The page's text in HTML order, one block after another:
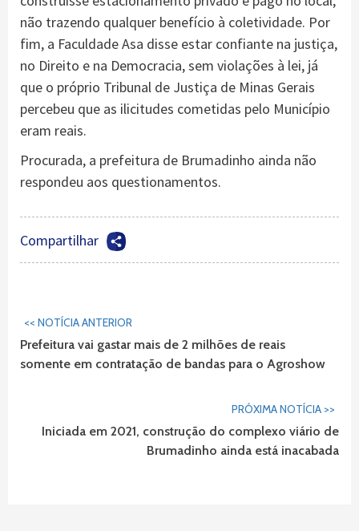
não trazendo qualquer benefício à coletividade. Por
fim, a Faculdade Asa disse estar confiante na justiça,
no Direito e na Democracia, sem violações à lei, já
que o próprio Tribunal de Justiça de Minas Gerais
percebeu que as ilicitudes cometidas pelo Município
eram reais.
Procurada, a prefeitura de Brumadinho ainda não
respondeu aos questionamentos.
Compartilhar
Continuar
Lendo...
<< NOTÍCIA ANTERIOR
Prefeitura vai gastar mais de 2 milhões de reais
somente em contratação de bandas para o Agroshow
PRÓXIMA NOTÍCIA >>
Iniciada em 2021, construção do complexo viário de
Brumadinho ainda está inacabada